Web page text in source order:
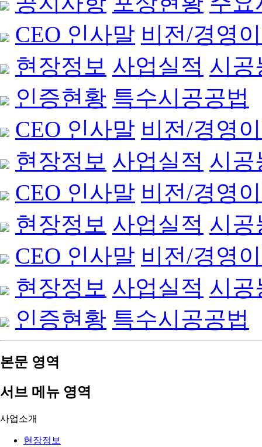
CEO 인사말 비전/경영
현장정보 사업실적 시공
인증현황 특수시공공법
CEO 인사말 비전/경영
현장정보 사업실적 시공
CEO 인사말 비전/경영
현장정보 사업실적 시공
CEO 인사말 비전/경영
현장정보 사업실적 시공
인증현황 특수시공공법
본문 영역
서브 메뉴 영역
사업소개
현장정보